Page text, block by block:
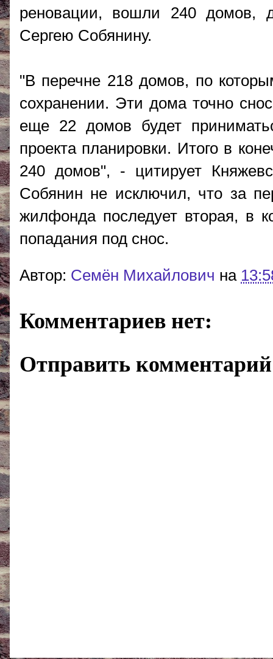
реновации, вошли 240 домов,
Сергею Собянину.
"В перечне 218 домов, по
сохранении. Эти дома точно
еще 22 домов будет
проекта планировки. Итого в
240 домов", - цитирует
Собянин не исключил, что за
жилфонда последует вторая, в
попадания под снос.
Автор: Cемён Михайлович на
Комментариев нет:
Отправить комментарий